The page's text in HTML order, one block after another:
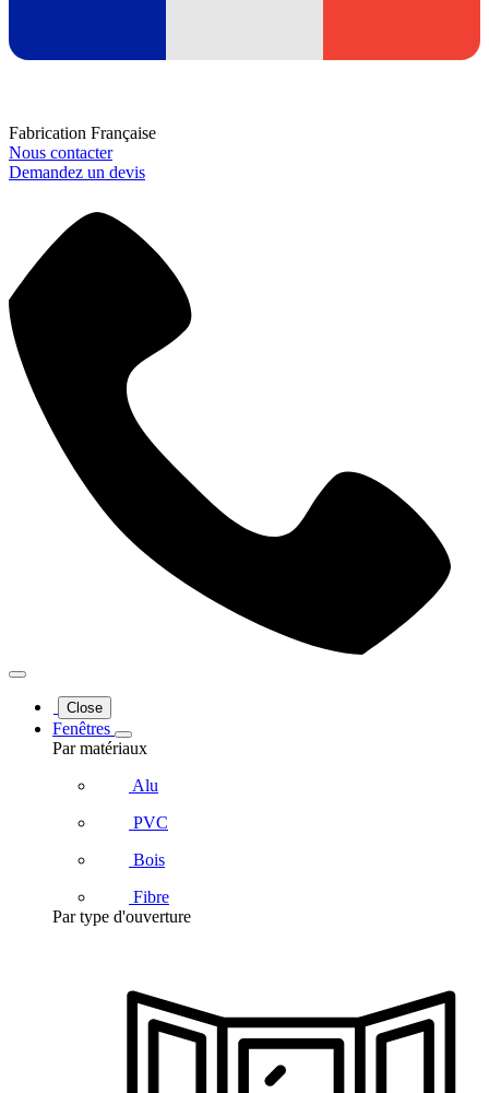
Fabrication Française
Nous contacter
Demandez un devis
Close
Fenêtres
Par matériaux
Alu
PVC
Bois
Fibre
Par type d'ouverture